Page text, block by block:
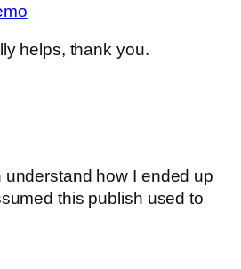
helps, thank you.
understand how I ended up
this publish used to